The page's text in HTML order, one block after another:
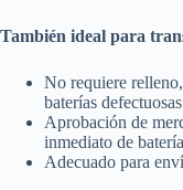
También ideal para
No requiere
baterías defectuosas
Aprobación de
inmediato de
Adecuado para